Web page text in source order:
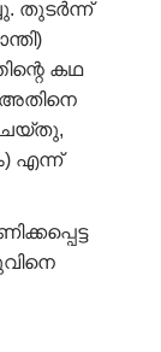
തുടർന്ന്
കഥ
എന്ന്